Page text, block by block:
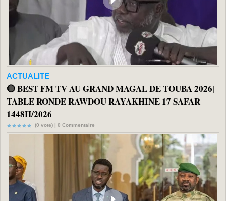
ACTUALITE
🔴 BEST FM TV AU GRAND MAGAL DE TOUBA 2026|
TABLE RONDE RAWDOU RAYAKHINE 17 SAFAR
1448H/2026
(0 vote) | 0 Commentaire